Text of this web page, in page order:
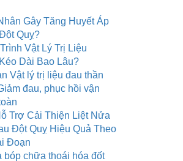
Gây Tăng Huyết Áp
Quỵ?
Vật Lý Trị Liệu
Dài Bao Lâu?
Vật lý trị liệu đau thần
đau, phục hồi vận
Trợ Cải Thiện Liệt Nửa
Đột Quỵ Hiệu Quả Theo
Đoạn
bóp chữa thoái hóa đốt